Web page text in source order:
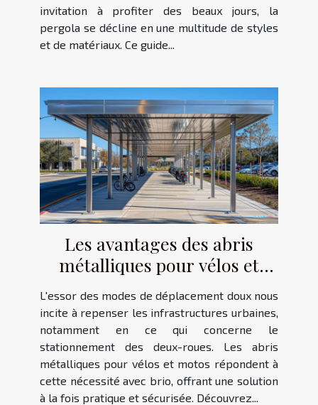
invitation à profiter des beaux jours, la
pergola se décline en une multitude de styles
et de matériaux. Ce guide...
Les avantages des abris
métalliques pour vélos et
motos
L'essor des modes de déplacement doux nous
incite à repenser les infrastructures urbaines,
notamment en ce qui concerne le
stationnement des deux-roues. Les abris
métalliques pour vélos et motos répondent à
cette nécessité avec brio, offrant une solution
à la fois pratique et sécurisée. Découvrez...